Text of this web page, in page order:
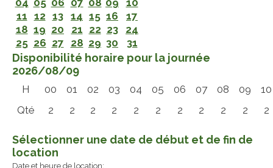
11 12 13 14 15 16
17
18 19 20 21 22 23
24
25 26 27 28 29 30 31
Disponibilité horaire pour la journée
2026/08/09
H 00 01 02 03 04 05 06 07 08 09
10
Qté
2 2 2 2 2 2 2 2 2 2 2
Sélectionner une date de début et de fin de
location
Date et heure de location: